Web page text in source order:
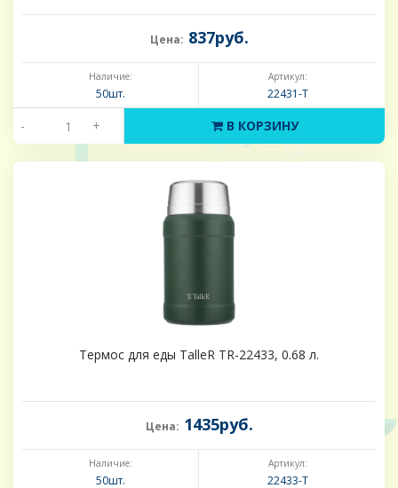
Цена: 837руб.
Наличие:
50шт.
Артикул:
22431-Т
- + В КОРЗИНУ
Термос для еды TalleR TR-22433, 0.68 л.
Цена: 1435руб.
Наличие:
50шт.
Артикул:
22433-Т